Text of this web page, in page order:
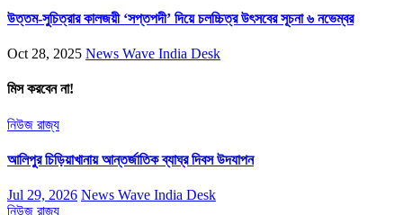
উত্তম-সুচিত্রার কালজয়ী ‘সপ্তপদী’ দিয়ে চলচ্চিত্র উৎসবের সূচনা ৬ নভেম্বর
Oct 28, 2025 News Wave India Desk
মিস করবেন না!
নিউজ রাজ্য
আলিপুর চিড়িয়াখানায় আন্তর্জাতিক ব্যাঘ্র দিবস উদযাপন
Jul 29, 2026 News Wave India Desk
নিউজ রাজ্য